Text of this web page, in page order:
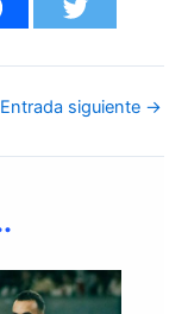
Entrada siguiente →